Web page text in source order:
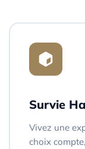
Survie
Vivez une
choix